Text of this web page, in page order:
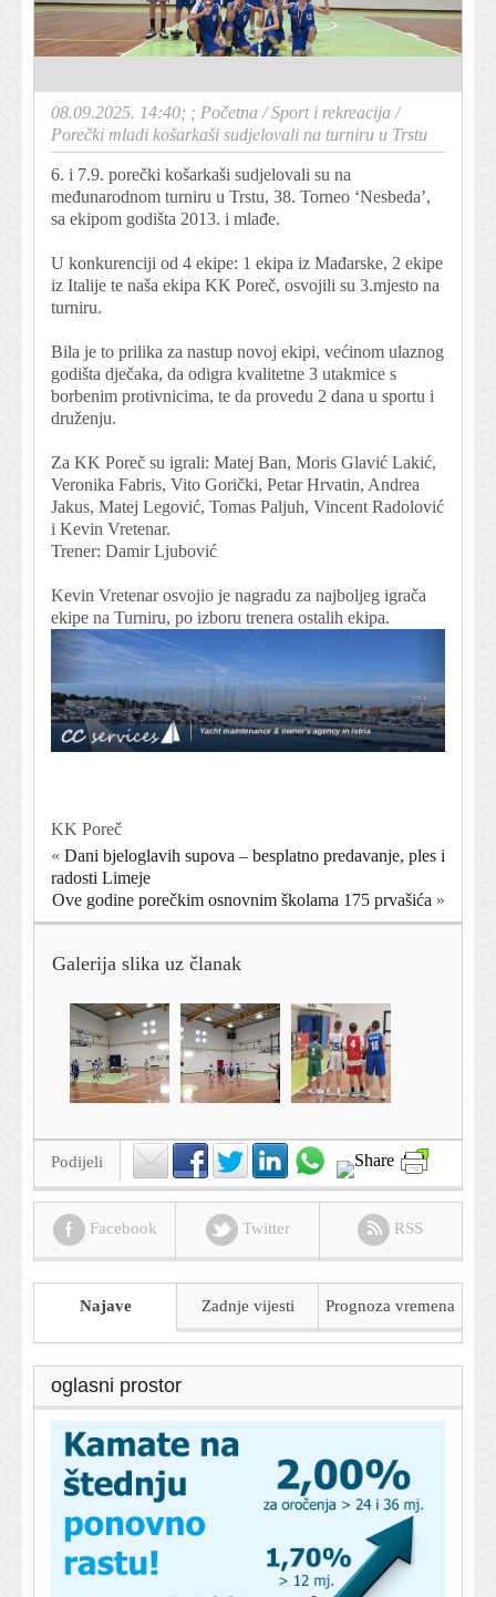
08.09.2025. 14:40; ; Početna /Sport i rekreacija /
Porečki mladi košarkaši sudjelovali na turniru u Trstu
6. i 7.9. porečki košarkaši sudjelovali su na
međunarodnom turniru u Trstu, 38. Torneo ‘Nesbeda’,
sa ekipom godišta 2013. i mlađe.
U konkurenciji od 4 ekipe: 1 ekipa iz Mađarske, 2 ekipe
iz Italije te naša ekipa KK Poreč, osvojili su 3.mjesto na
turniru.
Bila je to prilika za nastup novoj ekipi, većinom ulaznog
godišta dječaka, da odigra kvalitetne 3 utakmice s
borbenim protivnicima, te da provedu 2 dana u sportu i
druženju.
Za KK Poreč su igrali: Matej Ban, Moris Glavić Lakić,
Veronika Fabris, Vito Gorički, Petar Hrvatin, Andrea
Jakus, Matej Legović, Tomas Paljuh, Vincent Radolović
i Kevin Vretenar.
Trener: Damir Ljubović
Kevin Vretenar osvojio je nagradu za najboljeg igrača
ekipe na Turniru, po izboru trenera ostalih ekipa.
KK Poreč
« Dani bjeloglavih supova – besplatno predavanje, ples i
radosti Limeje
Ove godine porečkim osnovnim školama 175 prvašića »
Galerija slika uz članak
Podijeli
Facebook Twitter RSS
Najave Zadnje vijesti Prognoza vremena
oglasni prostor